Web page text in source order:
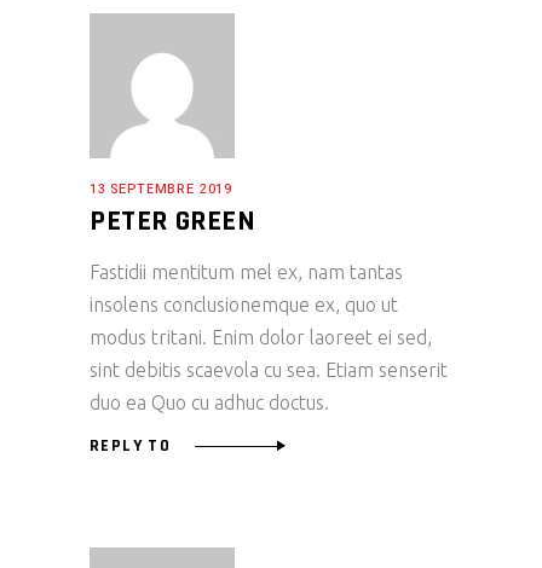
13 SEPTEMBRE 2019
PETER GREEN
Fastidii mentitum mel ex, nam tantas
insolens conclusionemque ex, quo ut
modus tritani. Enim dolor laoreet ei sed,
sint debitis scaevola cu sea. Etiam senserit
duo ea Quo cu adhuc doctus.
REPLY TO